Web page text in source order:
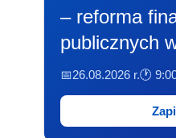
– reforma
publicznych
📅26.08.2026 r.🕐